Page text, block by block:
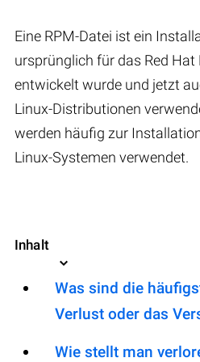
Eine RPM-Datei ist ein
ursprünglich für das Red
entwickelt wurde und jetzt
Linux-Distributionen
werden häufig zur
Linux-Systemen verwendet.
Inhalt
Was sind die
Verlust oder das
Wie stellt man